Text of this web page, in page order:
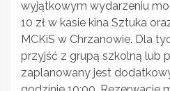
wyjątkowym wydarzeniu
10 zł w kasie kina Sztuka
MCKiS w Chrzanowie. Dla
przyjść z grupą szkolną lub
zaplanowany jest